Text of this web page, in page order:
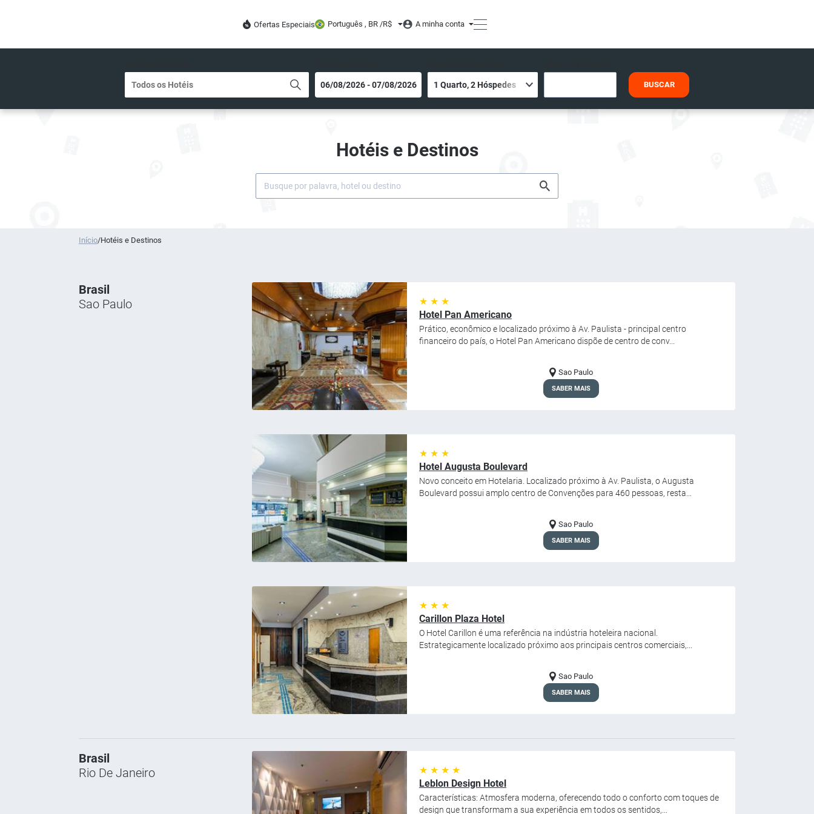
Ofertas Especiais Português , BR /R$ A minha conta
BUSCAR
Hotéis e Destinos
Início/Hotéis e Destinos
Brasil
Sao Paulo
★ ★ ★
Hotel Pan Americano
Prático, econômico e localizado próximo à Av. Paulista - principal centro
financeiro do país, o Hotel Pan Americano dispõe de centro de conv...
Sao Paulo
SABER MAIS
★ ★ ★
Hotel Augusta Boulevard
Novo conceito em Hotelaria. Localizado próximo à Av. Paulista, o Augusta
Boulevard possui amplo centro de Convenções para 460 pessoas, resta...
Sao Paulo
SABER MAIS
★ ★ ★
Carillon Plaza Hotel
O Hotel Carillon é uma referência na indústria hoteleira nacional.
Estrategicamente localizado próximo aos principais centros comerciais,...
Sao Paulo
SABER MAIS
Brasil
Rio De Janeiro
★ ★ ★ ★
Leblon Design Hotel
Características: Atmosfera moderna, oferecendo todo o conforto com toques de
design que transformam a sua experiência em todos os sentidos,...